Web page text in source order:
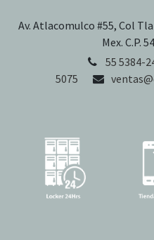
Av. Atlacomulco #55, Col
Mex. C.P.
55 5384-
5075